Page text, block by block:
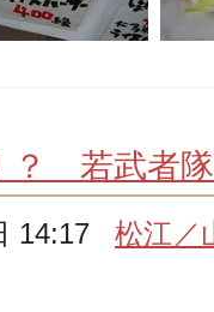
？ 若武者
14:17松江／